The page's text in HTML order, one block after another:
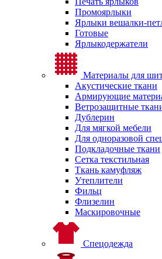
Промоярлыки
Ярлыки вешалки-
Готовые
Ярлыкодержатели
Материалы для
Акустические ткани
Армирующие
Ветрозащитные
Дублерин
Для мягкой мебели
Для одноразовой
Подкладочные ткани
Сетка текстильная
Ткань камуфляж
Утеплители
Фильц
Флизелин
Маскировочные
Спецодежда